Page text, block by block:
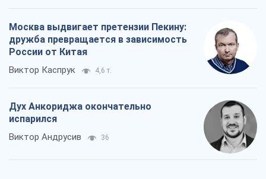
Москва выдвигает претензии Пекину:
дружба превращается в зависимость
России от Китая
Виктор Каспрук 4,6 т.
Дух Анкориджа окончательно
испарился
Виктор Андрусив 36